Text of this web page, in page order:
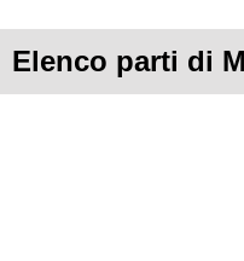
Elenco parti di